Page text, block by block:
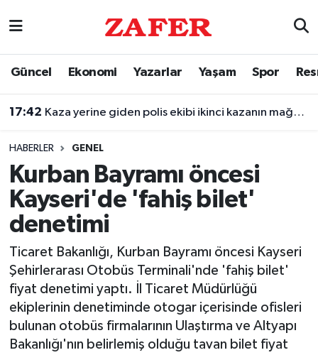
Güncel Ekonomi Yazarlar Yaşam Spor
17:42 Kaza yerine giden polis ekibi ikinci kazanın mağduru oldu
HABERLER GENEL
Kurban Bayramı öncesi
Kayseri'de 'fahiş bilet'
denetimi
Ticaret Bakanlığı, Kurban Bayramı öncesi Kayseri
Şehirlerarası Otobüs Terminali'nde 'fahiş bilet'
fiyat denetimi yaptı. İl Ticaret Müdürlüğü
ekiplerinin denetiminde otogar içerisinde ofisleri
bulunan otobüs firmalarının Ulaştırma ve Altyapı
Bakanlığı'nın belirlemiş olduğu tavan bilet fiyat
Nöbetçi Eczaneler
Trafik Durumu
Süper Lig Puan Durumu ve Fikstür
Tüm Manşetler
Son Dakika Haberleri
Haber Arşivi